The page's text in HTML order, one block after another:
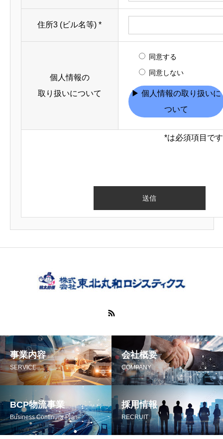
住所3 (ビル名等)*
個人情報の
取り扱いについて
同意する
同意しない
▶ 個人情報の取り扱いに
ついて
*は必須項目です
事業内容
SERVICE
会社概要
COMPANY
BCP物流事業
Business Continuity Plan
採用情報
RECRUIT